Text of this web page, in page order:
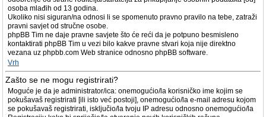
osoba mlađih od 13 godina.
Ukoliko nisi siguran/na odnosi li se spomenuto pravno pravilo na tebe, zatraži
pravni savjet od stručne osobe.
phpBB Tim ne daje pravne savjete što će reći da je potpuno besmisleno
kontaktirati phpBB Tim u vezi bilo kakve pravne stvari koja nije direktno
vezana uz phpbb.com Web stranice odnosno phpBB software.
Vrh
Zašto se ne mogu registrirati?
Moguće je da je administrator/ica: onemogućio/la korisničko ime kojim se
pokušavaš registrirati [ili isto već postoji], onemogućio/la e-mail adresu kojom
se pokušavaš registrirati, isključio/la tvoju IP adresu odnosno onemogućio/la